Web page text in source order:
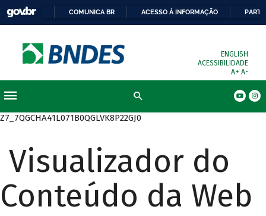
COMUNICA BR ACESSO À INFORMAÇÃO
ENGLISH
ACESSIBILIDADE
A+ A-
Z7_7QGCHA41L071B0QGLVK8P22GJ0
Visualizador do
Conteúdo da Web